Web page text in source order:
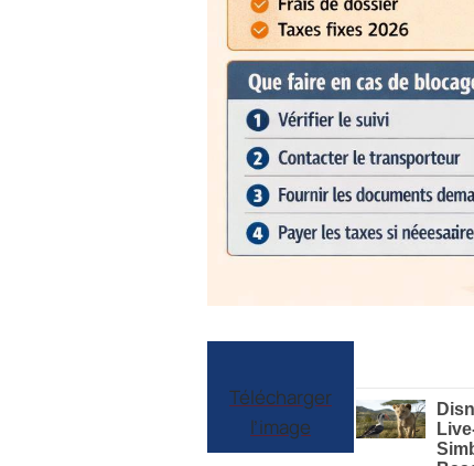
Télécharger
l’image